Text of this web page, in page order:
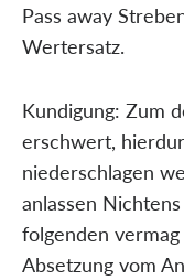
Pass away
Wertersatz.
Kundigung: Zum
erschwert,
niederschlagen
anlassen
folgenden
Absetzung vom